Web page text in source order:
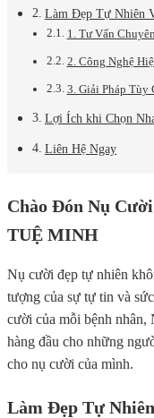
Làm Đẹp Tự Nhiên
1. Tư Vấn
2. Công Nghệ
3. Giải Pháp Tùy
Lợi Ích khi Chọn
Liên Hệ Ngay
Chào Đón Nụ
TUỆ MINH
Nụ cười đẹp tự nhiên
tượng của sự tự tin và
cười của mỗi bệnh
hàng đầu cho những
cho nụ cười của mình.
Làm Đẹp Tự